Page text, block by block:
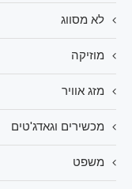
לא מסווג
מוזיקה
מזג אוויר
מכשירים וגאדג'טים
משפט